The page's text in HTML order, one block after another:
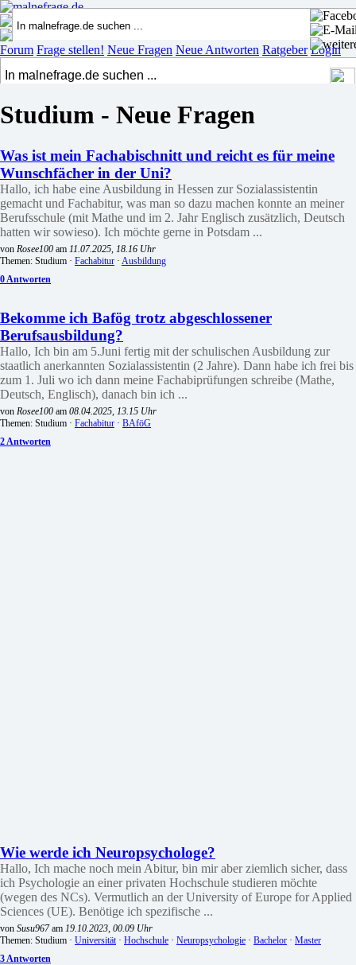
Forum Frage stellen! Neue Fragen Neue Antworten Ratgeber Login
Studium - Neue Fragen
Was ist mein Fachabischnitt und reicht es für meine
Wunschfächer in der Uni?
Hallo, ich habe eine Ausbildung in Hessen zur Sozialassistentin
gemacht und Fachabitur, was man so dazu machen konnte an meiner
Berufsschule (mit Mathe und im 2. Jahr Englisch zusätzlich, Deutsch
hatten wir sowieso). Ich möchte gerne in Potsdam ...
von Rosee100 am 11.07.2025, 18.16 Uhr
Themen: Studium · Fachabitur · Ausbildung
0 Antworten
Bekomme ich Bafög trotz abgeschlossener
Berufsausbildung?
Hallo, Ich bin am 5.Juni fertig mit der schulischen Ausbildung zur
staatlich anerkannten Sozialassistentin (2 Jahre). Dann habe ich frei bis
zum 1. Juli wo ich dann meine Fachabiprüfungen schreibe (Mathe,
Deutsch, Englisch), danach bin ich ...
von Rosee100 am 08.04.2025, 13.15 Uhr
Themen: Studium · Fachabitur · BAföG
2 Antworten
Wie werde ich Neuropsychologe?
Hallo, Ich mache noch mein Abitur, bin mir aber ziemlich sicher, dass
ich Psychologie an einer privaten Hochschule studieren möchte
(wegen des NCs). Vermutlich an der University of Europe for Applied
Sciences (UE). Benötige ich spezifische ...
von Susu967am 19.10.2023, 00.09 Uhr
Themen: Studium · Universität· Hochschule · Neuropsychologie · Bachelor · Master
3 Antworten